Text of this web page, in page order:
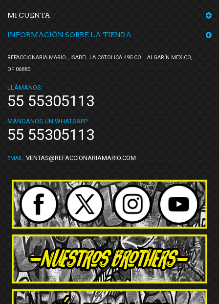
MI CUENTA
INFORMACIÓN SOBRE LA TIENDA
REFACCIONARIA MARIO , ISABEL LA CATOLICA 495 COL. ALGARÍN MEXICO,
DF 06880
LLÁMANOS:
55 55305113
MÁNDANOS UN WHATSAPP:
55 55305113
EMAIL: VENTAS@REFACCIONARIAMARIO.COM